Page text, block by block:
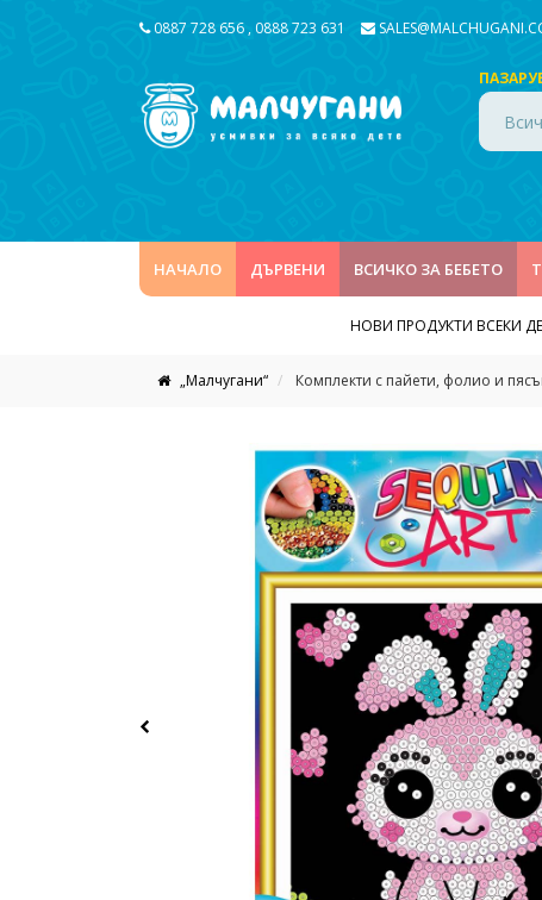
0887 728 656 , 0888 723 631
НАЧАЛО ДЪРВЕНИ ВСИЧКО ЗА БЕБЕТО
НОВИ ПРОДУКТИ ВСЕКИ
„Малчугани“ Комплекти с пайети, фолио и